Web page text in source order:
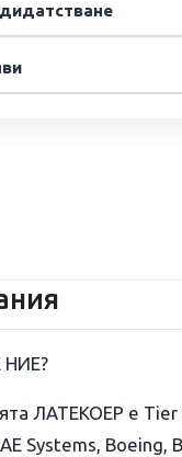
ЛАТЕКОЕР е Tier
Systems,